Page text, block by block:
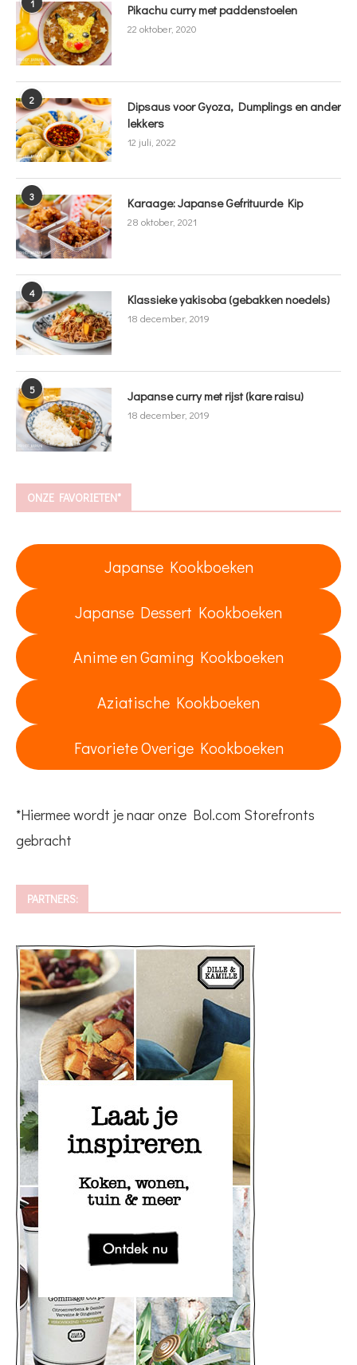
1 Pikachu curry met paddenstoelen
22 oktober, 2020
2
Dipsaus voor Gyoza, Dumplings en ander
lekkers
12 juli, 2022
3 Karaage: Japanse Gefrituurde Kip
28 oktober, 2021
4 Klassieke yakisoba (gebakken noedels)
18 december, 2019
5 Japanse curry met rijst (kare raisu)
18 december, 2019
ONZE FAVORIETEN*
Japanse Kookboeken
Japanse Dessert Kookboeken
Anime en Gaming Kookboeken
Aziatische Kookboeken
Favoriete Overige Kookboeken
*Hiermee wordt je naar onze Bol.com Storefronts
gebracht
PARTNERS: